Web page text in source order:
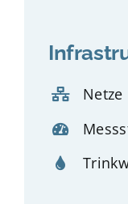
Netze